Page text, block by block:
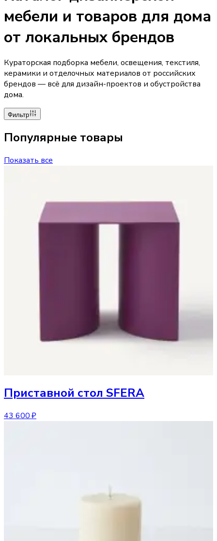
мебели и товаров для дома
от локальных брендов
Кураторская подборка мебели, освещения, текстиля,
керамики и отделочных материалов от российских
брендов — всё для дизайн-проектов и обустройства
дома.
Фильтр
Популярные товары
Показать все
Приставной стол SFERA
43 600 ₽